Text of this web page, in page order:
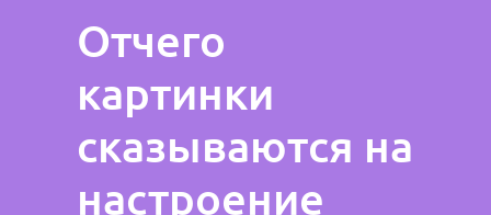
Отчего
картинки
сказываются на
настроение